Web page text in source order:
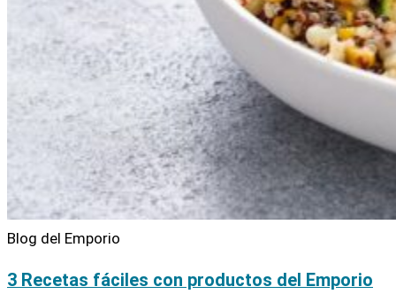
Blog del Emporio
3 Recetas fáciles con productos del Emporio